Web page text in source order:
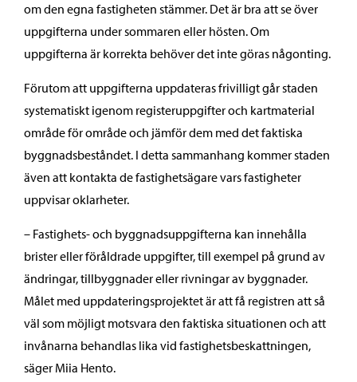
om den egna fastigheten stämmer. Det är bra att se över
uppgifterna under sommaren eller hösten. Om
uppgifterna är korrekta behöver det inte göras någonting.
Förutom att uppgifterna uppdateras frivilligt går staden
systematiskt igenom registeruppgifter och kartmaterial
område för område och jämför dem med det faktiska
byggnadsbeståndet. I detta sammanhang kommer staden
även att kontakta de fastighetsägare vars fastigheter
uppvisar oklarheter.
– Fastighets- och byggnadsuppgifterna kan innehålla
brister eller föråldrade uppgifter, till exempel på grund av
ändringar, tillbyggnader eller rivningar av byggnader.
Målet med uppdateringsprojektet är att få registren att så
väl som möjligt motsvara den faktiska situationen och att
invånarna behandlas lika vid fastighetsbeskattningen,
säger Miia Hento.